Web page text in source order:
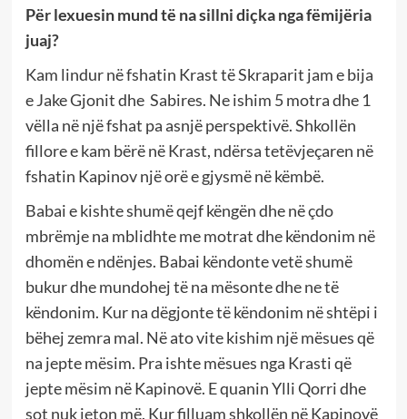
Për lexuesin mund të na sillni diçka nga fëmijëria
juaj?
Kam lindur në fshatin Krast të Skraparit jam e bija
e Jake Gjonit dhe Sabires. Ne ishim 5 motra dhe 1
vëlla në një fshat pa asnjë perspektivë. Shkollën
fillore e kam bërë në Krast, ndërsa tetëvjeçaren në
fshatin Kapinov një orë e gjysmë në këmbë.
Babai e kishte shumë qejf këngën dhe në çdo
mbrëmje na mblidhte me motrat dhe këndonim në
dhomën e ndënjes. Babai këndonte vetë shumë
bukur dhe mundohej të na mësonte dhe ne të
këndonim. Kur na dëgjonte të këndonim në shtëpi i
bëhej zemra mal. Në ato vite kishim një mësues që
na jepte mësim. Pra ishte mësues nga Krasti që
jepte mësim në Kapinovë. E quanin Ylli Qorri dhe
sot nuk jeton më. Kur filluam shkollën në Kapinovë